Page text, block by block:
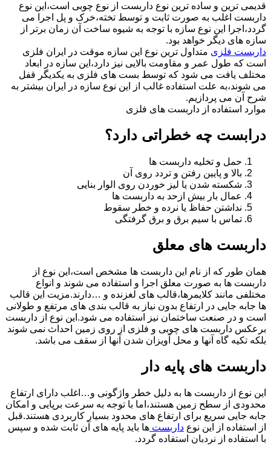
قدیمی ترین و ساده ترین نوع داربست از نوع چوبی است،این نوع
داربست اغلب به صورت ثابت و توسط تخته،خرک و پل اجرا می
گردد،اجرا این نوع سازه با توجه به شیوه ساخت آن زمان برتر از
سازه های دیگر خواهد بود.
داربست فلزی متداول ترین نوع این سازه موقت در ایران فلزی
است که طول عمر و مقاومت بالایی نیز دارد،این سازه در ابعاد
مختلف یافت می شود که توسط بست های فلزی به یکدیگر قفل
می شوند،به علت استفاده غالب از این نوع سازه در ایران بیشتر به
شرح آن می پردازیم.
موارد استفاده از داربست های فلزی
درابست چه خطراتی دارد؟
حمل و تخلیه داربست ها
بالا و پایین رفتن و تردد روی آن
شکسته شدن یا لیز خوردن روی الوار بنایی
عمال بار بیش ازحد به داربست ها
نداشتن حفاظ یا نرده و خطر سقوط
تماس با سیم برق و برق گرفتگی
داربست های معلق
همان طور که از نام این داربست ها مشخص است،این نوع از
داربست ها به صورت معلق اجرا و استفاده می شوند و انواع
مختلفی مانند کلایمرها،قالب های لغزنده و …دارند.مزیت این قالب
ها جابه جایی در ارتفاع بدون نیاز به قالب بندی های مرتفع و طولانی
است و در صنعت ساختمان نیز استفاده می شود.این نوع از داربست
برعکس داربست های چوبی و فلزی از روی زمین احداث نمی شوند
بلکه تکیه گاه آنها و محل آویزان شدن آنها از سقف می باشد.
داربست های پایه دار
این نوع از داربست ها به دلیل خطر واژگونی و…اغلب دارای ارتفاع
محدودی از سطح زمین هستند،اما با توجه به سرعت برپایی و امکان
جابه جایی سریع برای ارتفاع های محدود بسیار کاربردی هستند.قبل
از استفاده از این نوع داربست ها باید پایه های آن ثابت شده و سپس
با استفاده از نردبان استفاده گردد.